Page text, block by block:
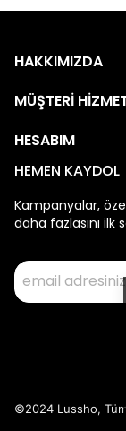
HAKKIMIZDA
MÜŞTERİ
HESABIM
HEMEN KAYDOL
Kampanyalar,
daha fazlasını ilk
©2024 Lussho, Tüm